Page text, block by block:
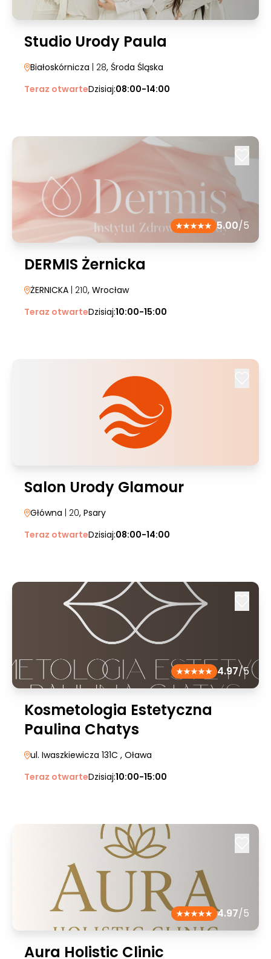
Studio Urody Paula
Białoskórnicza | 28, Środa Śląska
Teraz otwarteDzisiaj:08:00-14:00
5.00/5
DERMIS Żernicka
ŻERNICKA | 210, Wrocław
Teraz otwarteDzisiaj:10:00-15:00
Salon Urody Glamour
Główna | 20, Psary
Teraz otwarteDzisiaj:08:00-14:00
4.97/5
Kosmetologia Estetyczna
Paulina Chatys
ul. Iwaszkiewicza 131C , Oława
Teraz otwarteDzisiaj:10:00-15:00
4.97/5
Aura Holistic Clinic